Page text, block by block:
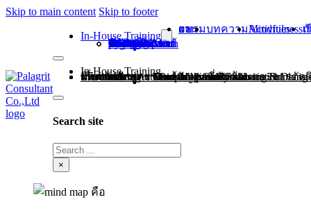
Skip to main content Skip to footer
In-House Training
หลักสูตร Growth Mindset
หลักสูตร Leadership Skill
หลักสูตร Teamwork and Collaboration
หลักสูตร Communication Skill
หลักสูตร Mind Map for Systematic Thinking
หลักสูตร Mindfulness at Work
หลักสูตร Complex problem solving & Decision making การแก้ปัญหาที่ซับซ้อนและการตัดสินใจ
ผลงานอบรมบทความMindfulness Activities เกี่ย
In-House Training
หลักสูตร Growth Mindset
หลักสูตร Leadership Skill
หลักสูตร Teamwork and Collaboration
หลักสูตร Communication Skill
หลักสูตร Mind Map for Systematic Thinking
หลักสูตร Mindfulness at Work
หลักสูตร Complex problem solving & Decision making การแก้ปัญหาที่ซับซ้อนและก
ผลงานอบรม
บทความ
Mindfulness Activities
เกี่ยวกับเรา
ติดต่อเรา
Search site
Search
×